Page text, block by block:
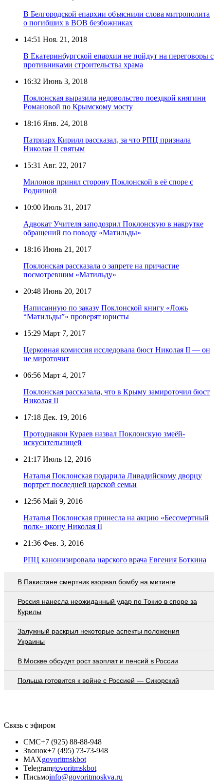
В Белгородской епархии объяснили слова митрополита
о погибших в ВОВ безбожниках
14:51 Ноя. 21, 2018
В Екатеринбургской епархии не пойдут на переговоры с
противниками строительства храма
16:32 Июнь 3, 2018
Поклонская выразила недовольство поездкой княгини
Романовой по Крымскому мосту
18:16 Янв. 24, 2018
Патриарх Кирилл рассказал, за что РПЦ признала
Николая II святым
15:31 Авг. 22, 2017
Милонов принял сторону Поклонской в её споре с
Родниной
10:00 Июль 31, 2017
Адвокат Учителя заподозрил Поклонскую в накрутке
обращений по поводу «Матильды»
18:16 Июнь 21, 2017
Поклонская рассказала о запрете на причастие
посмотревшим «Матильду»
20:48 Июнь 20, 2017
Написанную по заказу Поклонской книгу «Ложь
“Матильды”» проверят юристы
15:29 Март 7, 2017
Церковная комиссия исследовала бюст Николая II — он
не мироточит
06:56 Март 4, 2017
Поклонская рассказала, что в Крыму замироточил бюст
Николая II
17:18 Дек. 19, 2016
Протодиакон Кураев назвал Поклонскую змеёй-
искусительницей
21:17 Июль 12, 2016
Наталья Поклонская подарила Ливадийскому дворцу
портрет последней царской семьи
12:56 Май 9, 2016
Наталья Поклонская принесла на акцию «Бессмертный
полк» икону Николая II
21:36 Фев. 3, 2016
РПЦ канонизировала царского врача Евгения Боткина
В Пакистане смертник взорвал бомбу на митинге
Россия нанесла неожиданный удар по Токио в споре за
Курилы
Залужный раскрыл некоторые аспекты положения
Украины
В Москве обсудят рост зарплат и пенсий в России
Польша готовится к войне с Россией — Сикорский
Связь с эфиром
СМС+7 (925) 88-88-948
Звонок+7 (495) 73-73-948
MAXgovoritmskbot
Telegramgovoritmskbot
Письмоinfo@govoritmoskva.ru